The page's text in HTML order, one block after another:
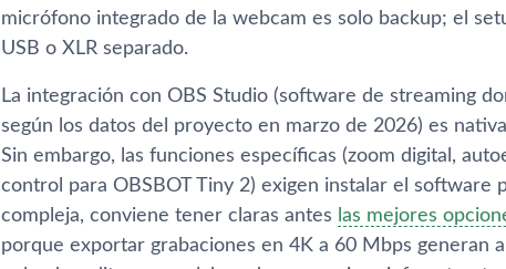
micrófono integrado de la webcam es solo backup; el
USB o XLR separado.
La integración con OBS Studio (software de streaming
según los datos del proyecto en marzo de 2026) es
Sin embargo, las funciones específicas (zoom digital,
control para OBSBOT Tiny 2) exigen instalar el software
compleja, conviene tener claras antes las mejores
porque exportar grabaciones en 4K a 60 Mbps generan